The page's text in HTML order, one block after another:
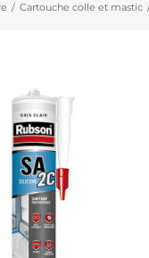
Cartouche colle et mastic